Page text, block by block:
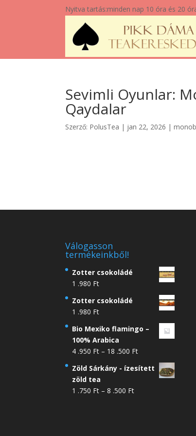
Nyitva tartás:minden nap 10 óra és 20
Sevimli Oyunlar:
Qaydalar
Szerző: PolusTea | jan 22, 2026 |
Válogasson
termékeinkből!
Zotter csokoládé
1 .980 Ft
Zotter csokoládé
1 .980 Ft
Bio Mexiko flamingo –
100% Arabica
4 .950 Ft – 18 .500 FtÁrtartomány:
.950 Ft
Zöld Sárkány - ízesített
zöld tea
1 .750 Ft – 8 .500 FtÁrtartomány: